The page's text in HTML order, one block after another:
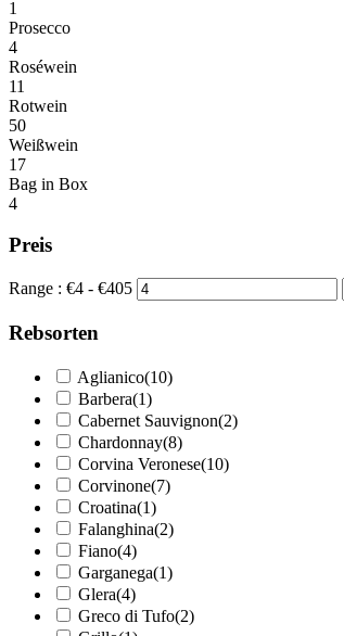
1
Prosecco
4
Roséwein
11
Rotwein
50
Weißwein
17
Bag in Box
4
Preis
Range : €4 - €405
Rebsorten
Aglianico(10)
Barbera(1)
Cabernet Sauvignon(2)
Chardonnay(8)
Corvina Veronese(10)
Corvinone(7)
Croatina(1)
Falanghina(2)
Fiano(4)
Garganega(1)
Glera(4)
Greco di Tufo(2)